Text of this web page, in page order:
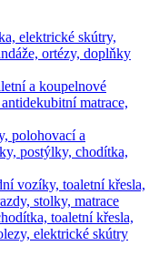
elektrické skútry,
ortézy, doplňky
a koupelnové
matrace,
polohovací a
postýlky, chodítka,
vozíky, toaletní křesla,
stolky, matrace
toaletní křesla,
elektrické skútry